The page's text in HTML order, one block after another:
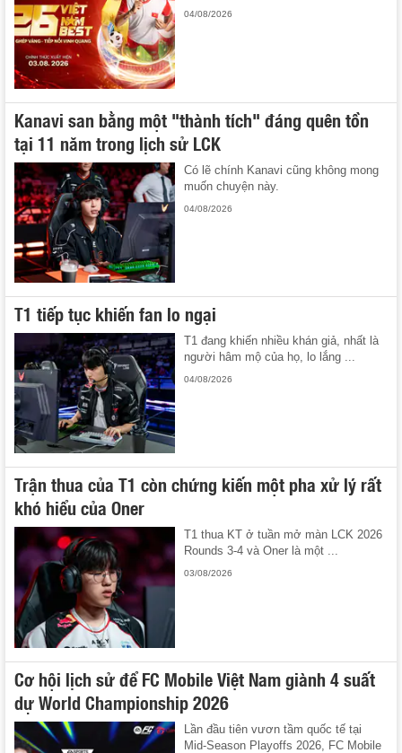
04/08/2026
Kanavi san bằng một "thành tích" đáng quên tồn
tại 11 năm trong lịch sử LCK
Có lẽ chính Kanavi cũng không mong
muốn chuyện này.
04/08/2026
T1 tiếp tục khiến fan lo ngại
T1 đang khiến nhiều khán giả, nhất là
người hâm mộ của họ, lo lắng ...
04/08/2026
Trận thua của T1 còn chứng kiến một pha xử lý rất
khó hiểu của Oner
T1 thua KT ở tuần mở màn LCK 2026
Rounds 3-4 và Oner là một ...
03/08/2026
Cơ hội lịch sử để FC Mobile Việt Nam giành 4 suất
dự World Championship 2026
Lần đầu tiên vươn tầm quốc tế tại
Mid-Season Playoffs 2026, FC Mobile